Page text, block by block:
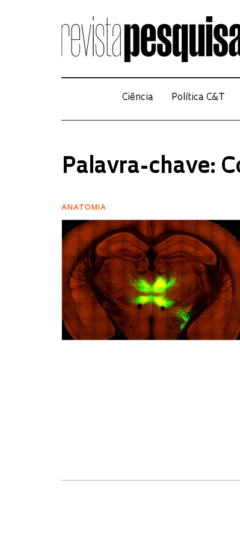
Ciência Política C&T
Palavra-chave:
ANATOMIA